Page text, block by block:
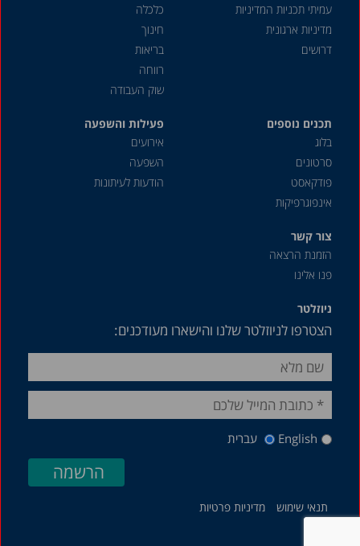
עמיתי תכניות המדיניות
מדיניות ארגונית
דרושים
כלכלה
חינוך
בריאות
רווחה
שוק העבודה
תכנים נוספים
בלוג
סרטונים
פודקאסט
אינפוגרפיקות
פעילות והשפעה
אירועים
השפעה
הודעות לעיתונות
צור קשר
הזמנת הרצאה
פנו אלינו
ניוזלטר
הצטרפו לניוזלטר שלנו והישארו מעודכנים:
English עברית
תנאי שימוש מדיניות פרטיות